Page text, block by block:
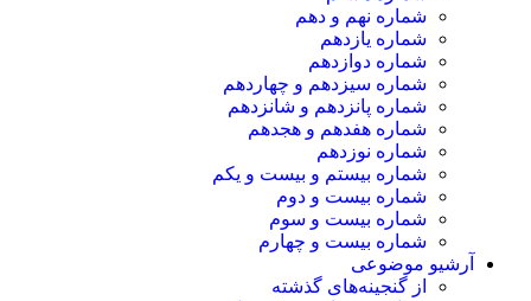
شماره نهم و دهم
شماره یازدهم
شماره دوازدهم
شماره سیزدهم و چهاردهم
شماره پانزدهم و شانزدهم
شماره هفدهم و هجدهم
شماره نوزدهم
شماره بیستم و بیست و یکم
شماره بیست و دوم
شماره بیست و سوم
شماره بیست و چهارم
آرشیو موضوعی
از گنجینه‌های گذشته